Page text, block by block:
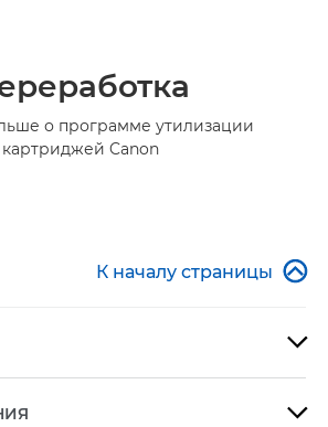
о программе утилизации
картриджей Canon
К началу страницы 

